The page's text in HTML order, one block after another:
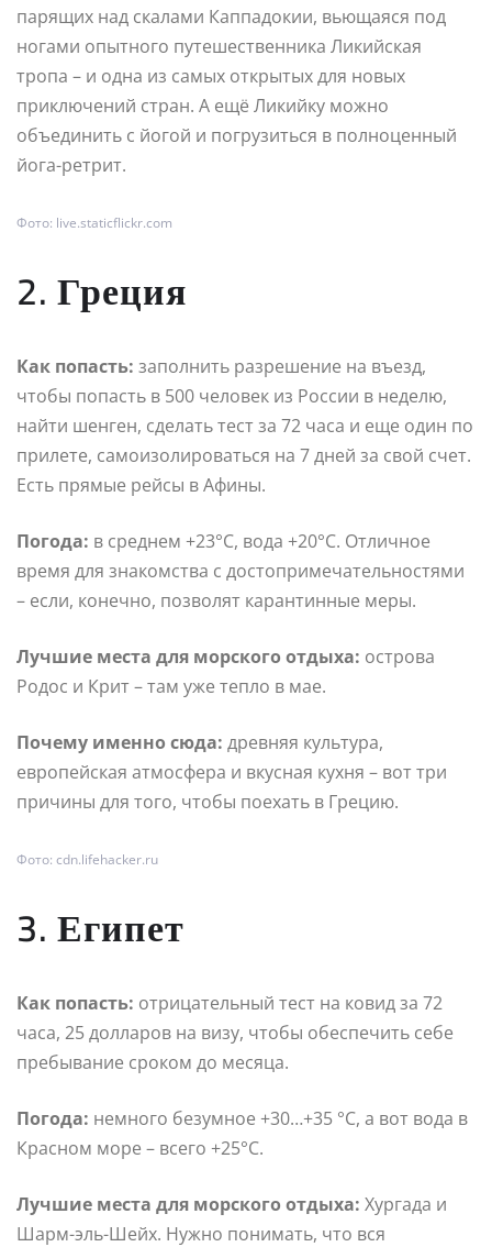
парящих над скалами Каппадокии, вьющаяся под
ногами опытного путешественника Ликийская
тропа – и одна из самых открытых для новых
приключений стран. А ещё Ликийку можно
объединить с йогой и погрузиться в полноценный
йога-ретрит.
Фото: live.staticflickr.com
2. Греция
Как попасть: заполнить разрешение на въезд,
чтобы попасть в 500 человек из России в неделю,
найти шенген, сделать тест за 72 часа и еще один по
прилете, самоизолироваться на 7 дней за свой счет.
Есть прямые рейсы в Афины.
Погода: в среднем +23°С, вода +20°С. Отличное
время для знакомства с достопримечательностями
– если, конечно, позволят карантинные меры.
Лучшие места для морского отдыха: острова
Родос и Крит – там уже тепло в мае.
Почему именно сюда: древняя культура,
европейская атмосфера и вкусная кухня – вот три
причины для того, чтобы поехать в Грецию.
Фото: cdn.lifehacker.ru
3. Египет
Как попасть: отрицательный тест на ковид за 72
часа, 25 долларов на визу, чтобы обеспечить себе
пребывание сроком до месяца.
Погода: немного безумное +30…+35 °С, а вот вода в
Красном море – всего +25°С.
Лучшие места для морского отдыха: Хургада и
Шарм-эль-Шейх. Нужно понимать, что вся